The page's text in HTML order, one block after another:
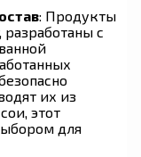
: Продукты
разработаны с
их из
этот
для